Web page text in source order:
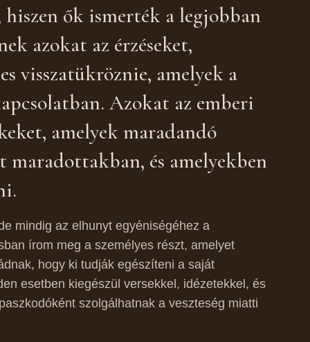
hiszen ők ismerték a legjobban
azokat az érzéseket,
visszatükröznie, amelyek a
Azokat az emberi
amelyek maradandó
és amelyekben
mindig az elhunyt egyéniségéhez a
írom meg a személyes részt, amelyet
hogy ki tudják egészíteni a saját
esetben kiegészül versekkel, idézetekkel, és
szolgálhatnak a veszteség miatti